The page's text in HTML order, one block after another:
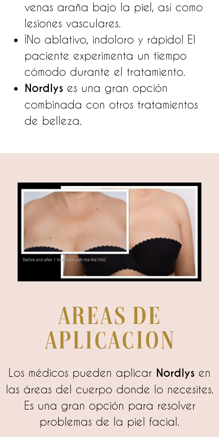
venas araña bajo la piel, así como
lesiones vasculares.
¡No ablativo, indoloro y rápido! El
paciente experimenta un tiempo
cómodo durante el tratamiento.
Nordlys es una gran opción
combinada con otros tratamientos
de belleza.
areas de
aplicacion
Los médicos pueden aplicar Nordlys en
las áreas del cuerpo donde lo necesites.
Es una gran opción para resolver
problemas de la piel facial.